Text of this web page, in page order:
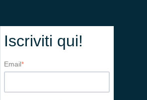
Iscriviti qui!
Email*